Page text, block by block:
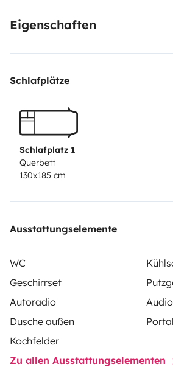
usb, portable shower, table and
Eigenschaften
Schlafplätze
Schlafplatz 1
Querbett
130x185 cm
Ausstattungselemente
WC
Geschirrset
Autoradio
Dusche außen
Kochfelder
Zu allen Ausstattungselementen